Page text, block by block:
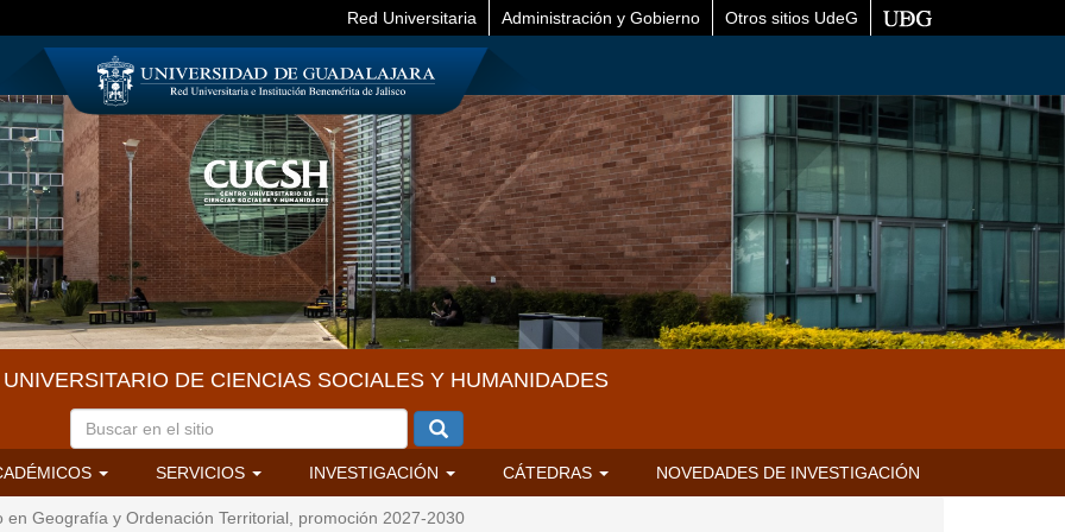
Red Universitaria Administración y Gobierno Otros sitios UdeG
DE CIENCIAS SOCIALES Y HUMANIDADES
SERVICIOS INVESTIGACIÓN CÁTEDRAS NOVEDADES DE INVESTIGACIÓN
en Geografía y Ordenación Territorial, promoción 2027-2030